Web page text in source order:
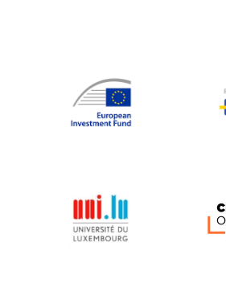
Klaus-Heiner Lehne
Koen LENAERTS
Lars Heikensten
Lucas Papademos
Máire Geoghegan-Quinn